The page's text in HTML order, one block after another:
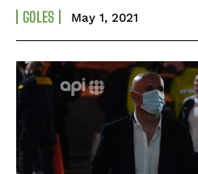
GOLES May 1, 2021